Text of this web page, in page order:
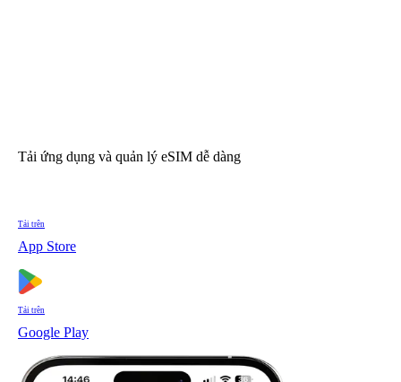
Tải ứng dụng và quản lý eSIM dễ dàng
Tải trên
App Store
Tải trên
Google Play